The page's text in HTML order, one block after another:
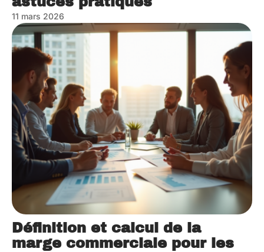
11 mars 2026
Définition et calcul de la
marge commerciale pour les